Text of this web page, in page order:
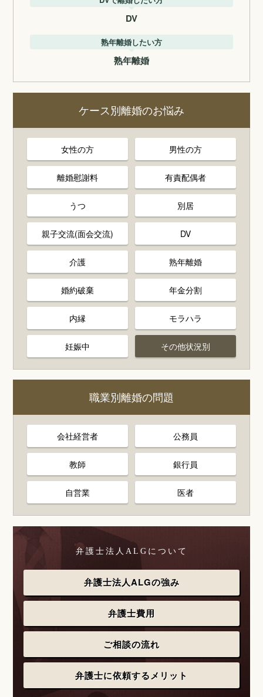
DV
熟年離婚したい方
熟年離婚
ケース別離婚のお悩み
女性の方 男性の方
離婚慰謝料 有責配偶者
うつ 別居
親子交流(面会交流) DV
介護 熟年離婚
婚約破棄 年金分割
内縁 モラハラ
妊娠中 その他状況別
職業別離婚の問題
会社経営者 公務員
教師 銀行員
自営業 医者
弁護士法人ALGについて
弁護士法人ALGの強み
弁護士費用
ご相談の流れ
弁護士に依頼するメリット